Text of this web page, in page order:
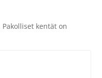
Pakolliset kentät on